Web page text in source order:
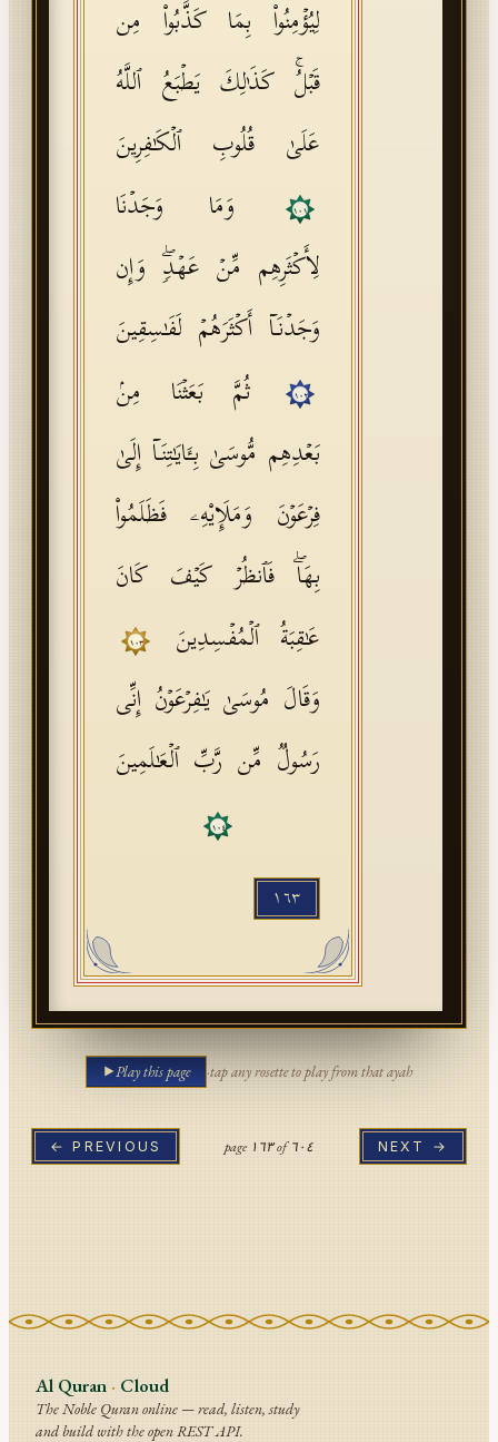
لِیُؤۡمِنُوا۟ بِمَا كَذَّبُوا۟ مِن
قَبۡلُۚ كَذَ ٰ⁠لِكَ یَطۡبَعُ ٱللَّهُ
عَلَىٰ قُلُوبِ ٱلۡكَـٰفِرِینَ
١٠١
وَمَا وَجَدۡنَا
لِأَكۡثَرِهِم مِّنۡ عَهۡدࣲۖ وَإِن
وَجَدۡنَاۤ أَكۡثَرَهُمۡ لَفَـٰسِقِینَ
١٠٢
ثُمَّ بَعَثۡنَا مِنۢ
بَعۡدِهِم مُّوسَىٰ بِـَٔایَـٰتِنَاۤ إِلَىٰ
فِرۡعَوۡنَ وَمَلَإِی۟هِۦ فَظَلَمُوا۟
بِهَاۖ فَٱنظُرۡ كَیۡفَ كَانَ
عَـٰقِبَةُ ٱلۡمُفۡسِدِینَ
١٠٣
وَقَالَ مُوسَىٰ یَـٰفِرۡعَوۡنُ إِنِّی
رَسُولࣱ مِّن رَّبِّ ٱلۡعَـٰلَمِینَ
١٠٤
١٦٣
Play this page ·tap any rosette to play from that ayah
← PREVIOUS page ١٦٣of٦٠٤ NEXT →
Al Quran · Cloud
The Noble Quran online — read, listen, study
and build with the open REST API.